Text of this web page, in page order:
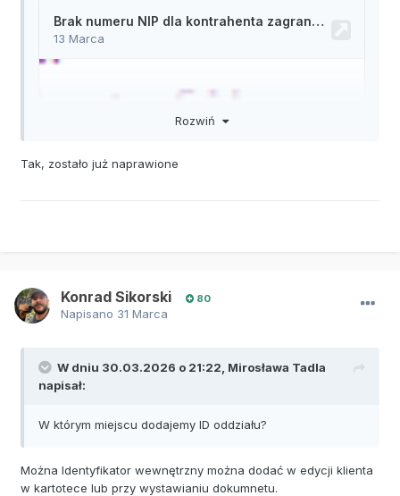
też będzie naprawione w tej wersji?
Rozwiń
Tak, zostało już naprawione
Konrad Sikorski 80
Napisano 31 Marca
W dniu 30.03.2026 o 21:22, Mirosława Tadla
napisał:
W którym miejscu dodajemy ID oddziału?
Można Identyfikator wewnętrzny można dodać w edycji klienta
w kartotece lub przy wystawianiu dokumnetu.